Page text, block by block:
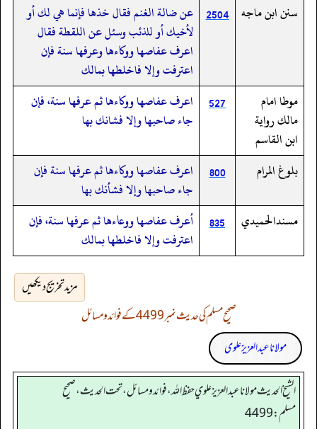
سنن ابن ماجه 2504 عن ضالة الغنم فقال خذها فإنما هي لك أو
لأخيك أو للذئب وسئل عن اللقطة فقال
اعرف عفاصها ووكاءها وعرفها سنة فإن
اعترفت وإلا فاخلطها بمالك
موطا امام
مالك رواية
ابن القاسم
527
اعرف عفاصها ووكاءها ثم عرفها سنة، فإن
جاء صاحبها وإلا فشانك بها
بلوغ المرام 800
اعرف عفاصها ووكاءها ثم عرفها سنة فإن
جاء صاحبها وإلا فشأنك بها
مسندالحميدي
835
أعرف عفاصها ووعاءها ثم عرفها سنة، فإن
اعترفت وإلا فاخلطها بمالك
مزید تخریج دیکھیں
صحیح مسلم کی حدیث نمبر 4499 کے فوائد و مسائل
مولانا عبد العزیز علوی
الشيخ الحديث مولانا عبدالعزيز علوي حفظ الله، فوائد و مسائل، تحت الحديث ، صحيح
مسلم: 4499